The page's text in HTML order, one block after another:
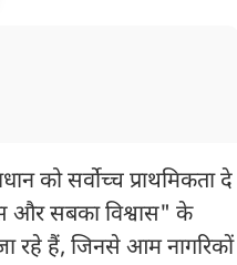
को सर्वोच्च प्राथमिकता दे
और सबका विश्वास" के
रहे हैं, जिनसे आम नागरिकों